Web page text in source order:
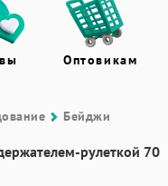
Оптовикам
Бейджи
рулеткой 70